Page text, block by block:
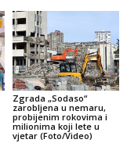
Zgrada „Sodaso“
zarobljena u nemaru,
probijenim rokovima i
milionima koji lete u
vjetar (Foto/Video)